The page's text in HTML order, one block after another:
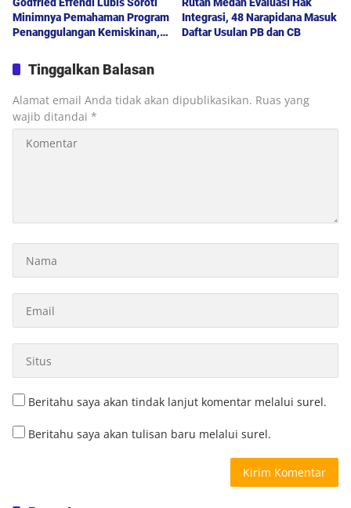
Minimnya Pemahaman Program
Penanggulangan Kemiskinan,
Jadi Keluhan Warga Medan
Denai
Integrasi, 48 Narapidana Masuk
Daftar Usulan PB dan CB
Tinggalkan Balasan
Alamat email Anda tidak akan dipublikasikan. Ruas yang
wajib ditandai *
Beritahu saya akan tindak lanjut komentar melalui surel.
Beritahu saya akan tulisan baru melalui surel.